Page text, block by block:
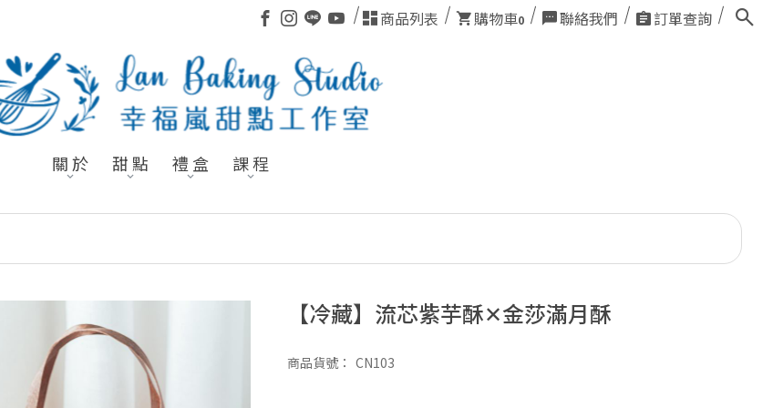
商品列表 購物車0 聯絡我們 訂單查詢
關 於 甜 點 禮 盒 課 程
【冷藏】流芯紫芋酥✕金莎滿月酥
商品貨號： CN103